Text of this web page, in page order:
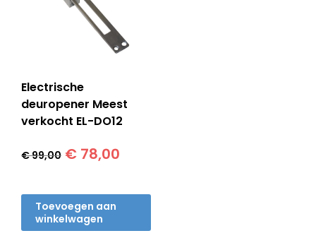
Electrische
deuropener Meest
verkocht EL-DO12
€99,00 Oorspronkelijke
€ 99,00.
€ 78,00
Toevoegen aan
winkelwagen